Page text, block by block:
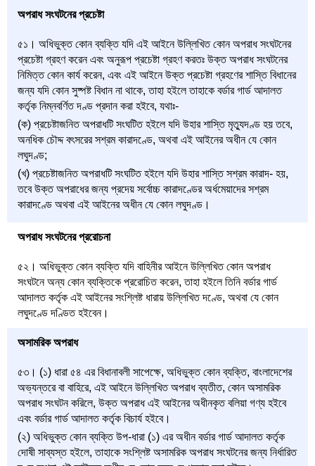
অপরাধ সংঘটনের প্রচেষ্টা
৫১। অধিভুক্ত কোন ব্যক্তি যদি এই আইনে উল্লিখিত কোন অপরাধ সংঘটনের
প্রচেষ্টা গ্রহণ করেন এবং অনুরূপ প্রচেষ্টা গ্রহণ করতঃ উক্ত অপরাধ সংঘটনের
নিমিত্ত কোন কার্য করেন, এবং এই আইনে উক্ত প্রচেষ্টা গ্রহণের শাস্তি বিধানের
জন্য যদি কোন সুষ্পষ্ট বিধান না থাকে, তাহা হইলে তাহাকে বর্ডার গার্ড আদালত
কর্তৃক নিম্নবর্ণিত দণ্ড প্রদান করা হইবে, যথাঃ-
(ক) প্রচেষ্টাজনিত অপরাধটি সংঘটিত হইলে যদি উহার শাস্তি মৃত্যুদণ্ড হয় তবে,
অনধিক চৌদ্দ বৎসরের সশ্রম কারাদণ্ডে, অথবা এই আইনের অধীন যে কোন
লঘুদণ্ড;
(খ) প্রচেষ্টাজনিত অপরাধটি সংঘটিত হইলে যদি উহার শাস্তি সশ্রম কারাদ- হয়,
তবে উক্ত অপরাধের জন্য প্রদেয় সর্বোচ্চ কারাদণ্ডের অর্ধমেয়াদের সশ্রম
কারাদণ্ডে অথবা এই আইনের অধীন যে কোন লঘুদণ্ড।
অপরাধ সংঘটনের প্ররোচনা
৫২। অধিভুক্ত কোন ব্যক্তি যদি বাহিনীর আইনে উল্লিখিত কোন অপরাধ
সংঘটনে অন্য কোন ব্যক্তিকে প্ররোচিত করেন, তাহা হইলে তিনি বর্ডার গার্ড
আদালত কর্তৃক এই আইনের সংশ্লিষ্ট ধারায় উল্লিখিত দণ্ডে, অথবা যে কোন
লঘুদণ্ডে দণ্ডিত হইবেন।
অসামরিক অপরাধ
৫৩। (১) ধারা ৫৪ এর বিধানাবলী সাপেক্ষে, অধিভুক্ত কোন ব্যক্তি, বাংলাদেশের
অভ্যন্তরে বা বাহিরে, এই আইনে উল্লিখিত অপরাধ ব্যতীত, কোন অসামরিক
অপরাধ সংঘটন করিলে, উক্ত অপরাধ এই আইনের অধীনকৃত বলিয়া গণ্য হইবে
এবং বর্ডার গার্ড আদালত কর্তৃক বিচার্য হইবে।
(২) অধিভুক্ত কোন ব্যক্তি উপ-ধারা (১) এর অধীন বর্ডার গার্ড আদালত কর্তৃক
দোষী সাব্যস্ত হইলে, তাহাকে সংশ্লিষ্ট অসামরিক অপরাধ সংঘটনের জন্য নির্ধারিত